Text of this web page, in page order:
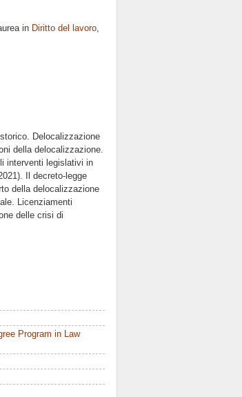
in Diritto del lavoro,
Delocalizzazione
della delocalizzazione.
interventi legislativi in
Il decreto-legge
della delocalizzazione
Licenziamenti
delle crisi di
Program in Law